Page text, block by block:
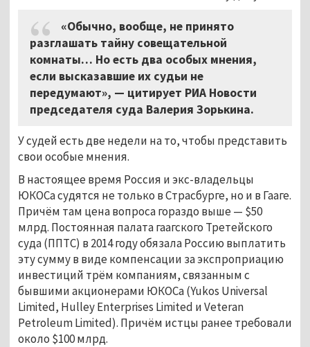
«Обычно, вообще, не принято
разглашать тайну совещательной
комнаты… Но есть два особых мнения,
если высказавшие их судьи не
передумают», — цитирует РИА Новости
председателя суда Валерия Зорькина.
У судей есть две недели на то, чтобы представить
свои особые мнения.
В настоящее время Россия и экс-владельцы
ЮКОСа судятся не только в Страсбурге, но и в Гааге.
Причём там цена вопроса гораздо выше — $50
млрд. Постоянная палата гаагского Третейского
суда (ППТС) в 2014 году обязала Россию выплатить
эту сумму в виде компенсации за экспроприацию
инвестиций трём компаниям, связанным с
бывшими акционерами ЮКОСа (Yukos Universal
Limited, Hulley Enterprises Limited и Veteran
Petroleum Limited). Причём истцы ранее требовали
около $100 млрд.